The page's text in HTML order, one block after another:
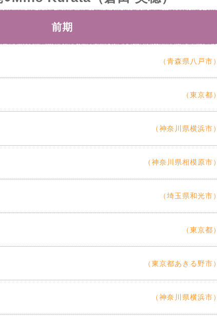
前期
（青森県八戸市）
（東京都）
（神奈川県横浜市）
（神奈川県相模原市）
（埼玉県和光市）
（東京都）
（東京都あきる野市）
（神奈川県横浜市）